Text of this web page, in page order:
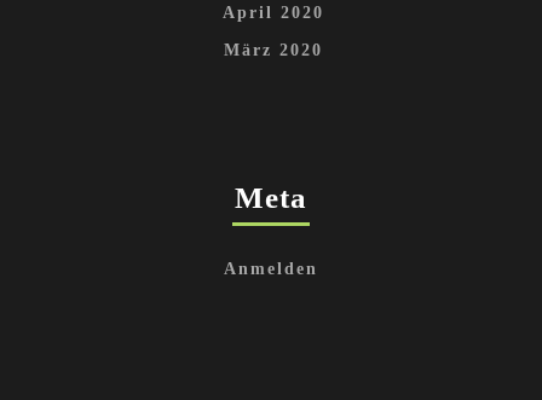
April 2020
März 2020
Meta
Anmelden